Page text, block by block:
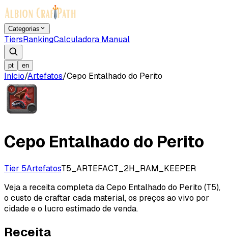
Categorias
TiersRankingCalculadora Manual
pt en
Início/Artefatos/Cepo Entalhado do Perito
Cepo Entalhado do Perito
Tier 5ArtefatosT5_ARTEFACT_2H_RAM_KEEPER
Veja a receita completa da Cepo Entalhado do Perito (T5),
o custo de craftar cada material, os preços ao vivo por
cidade e o lucro estimado de venda.
Receita